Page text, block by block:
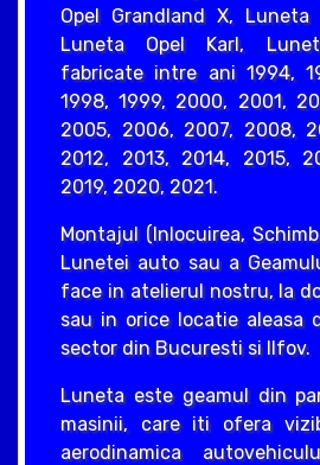
Opel Grandland X, Luneta
Luneta Opel Karl,
fabricate intre ani 1994,
1998, 1999, 2000, 2001,
2005, 2006, 2007, 2008,
2012, 2013, 2014, 2015,
2019, 2020, 2021.
Montajul (Inlocuirea,
Lunetei auto sau a
face in atelierul nostru, la
sau in orice locatie aleasa
sector din Bucuresti si Ilfov.
Luneta este geamul din
masinii, care iti ofera
aerodinamica